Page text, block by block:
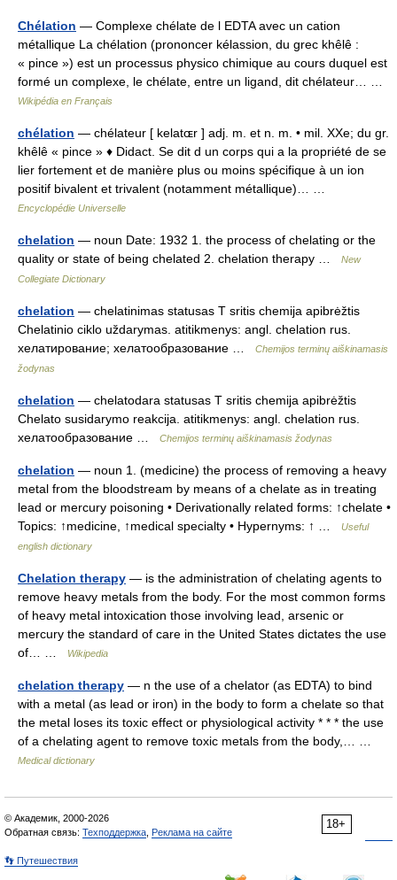
Chélation — Complexe chélate de l EDTA avec un cation
métallique La chélation (prononcer kélassion, du grec khêlê :
« pince ») est un processus physico chimique au cours duquel est
formé un complexe, le chélate, entre un ligand, dit chélateur… …
Wikipédia en Français
chélation — chélateur [ kelatɶr ] adj. m. et n. m. • mil. XXe; du gr.
khêlê « pince » ♦ Didact. Se dit d un corps qui a la propriété de se
lier fortement et de manière plus ou moins spécifique à un ion
positif bivalent et trivalent (notamment métallique)… …
Encyclopédie Universelle
chelation — noun Date: 1932 1. the process of chelating or the
quality or state of being chelated 2. chelation therapy …
New
Collegiate Dictionary
chelation — chelatinimas statusas T sritis chemija apibrėžtis
Chelatinio ciklo uždarymas. atitikmenys: angl. chelation rus.
хелатирование; хелатообразование …
Chemijos terminų aiškinamasis
žodynas
chelation — chelatodara statusas T sritis chemija apibrėžtis
Chelato susidarymo reakcija. atitikmenys: angl. chelation rus.
хелатообразование …
Chemijos terminų aiškinamasis žodynas
chelation — noun 1. (medicine) the process of removing a heavy
metal from the bloodstream by means of a chelate as in treating
lead or mercury poisoning • Derivationally related forms: ↑chelate •
Topics: ↑medicine, ↑medical specialty • Hypernyms: ↑ …
Useful
english dictionary
Chelation therapy — is the administration of chelating agents to
remove heavy metals from the body. For the most common forms
of heavy metal intoxication those involving lead, arsenic or
mercury the standard of care in the United States dictates the use
of… …
Wikipedia
chelation therapy — n the use of a chelator (as EDTA) to bind
with a metal (as lead or iron) in the body to form a chelate so that
the metal loses its toxic effect or physiological activity * * * the use
of a chelating agent to remove toxic metals from the body,… …
Medical dictionary
18+
© Академик, 2000-2026
Обратная связь: Техподдержка Реклама на сайте
👣 Путешествия